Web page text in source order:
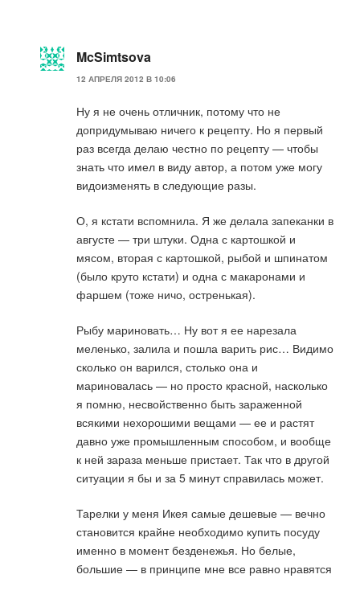
McSimtsova
12 АПРЕЛЯ 2012 В 10:06
Ну я не очень отличник, потому что не
допридумываю ничего к рецепту. Но я первый
раз всегда делаю честно по рецепту — чтобы
знать что имел в виду автор, а потом уже могу
видоизменять в следующие разы.
О, я кстати вспомнила. Я же делала запеканки в
августе — три штуки. Одна с картошкой и
мясом, вторая с картошкой, рыбой и шпинатом
(было круто кстати) и одна с макаронами и
фаршем (тоже ничо, остренькая).
Рыбу мариновать… Ну вот я ее нарезала
меленько, залила и пошла варить рис… Видимо
сколько он варился, столько она и
мариновалась — но просто красной, насколько
я помню, несвойственно быть зараженной
всякими нехорошими вещами — ее и растят
давно уже промышленным способом, и вообще
к ней зараза меньше пристает. Так что в другой
ситуации я бы и за 5 минут справилась может.
Тарелки у меня Икея самые дешевые — вечно
становится крайне необходимо купить посуду
именно в момент безденежья. Но белые,
большие — в принципе мне все равно нравятся